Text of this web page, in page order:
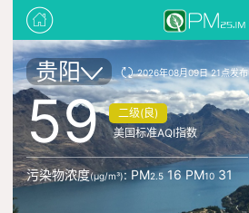
贵阳 2026年08月09日 21点发布
59
二级(良)
美国标准AQI指数
污染物浓度(μg/m³): PM2.5 16 PM10 31